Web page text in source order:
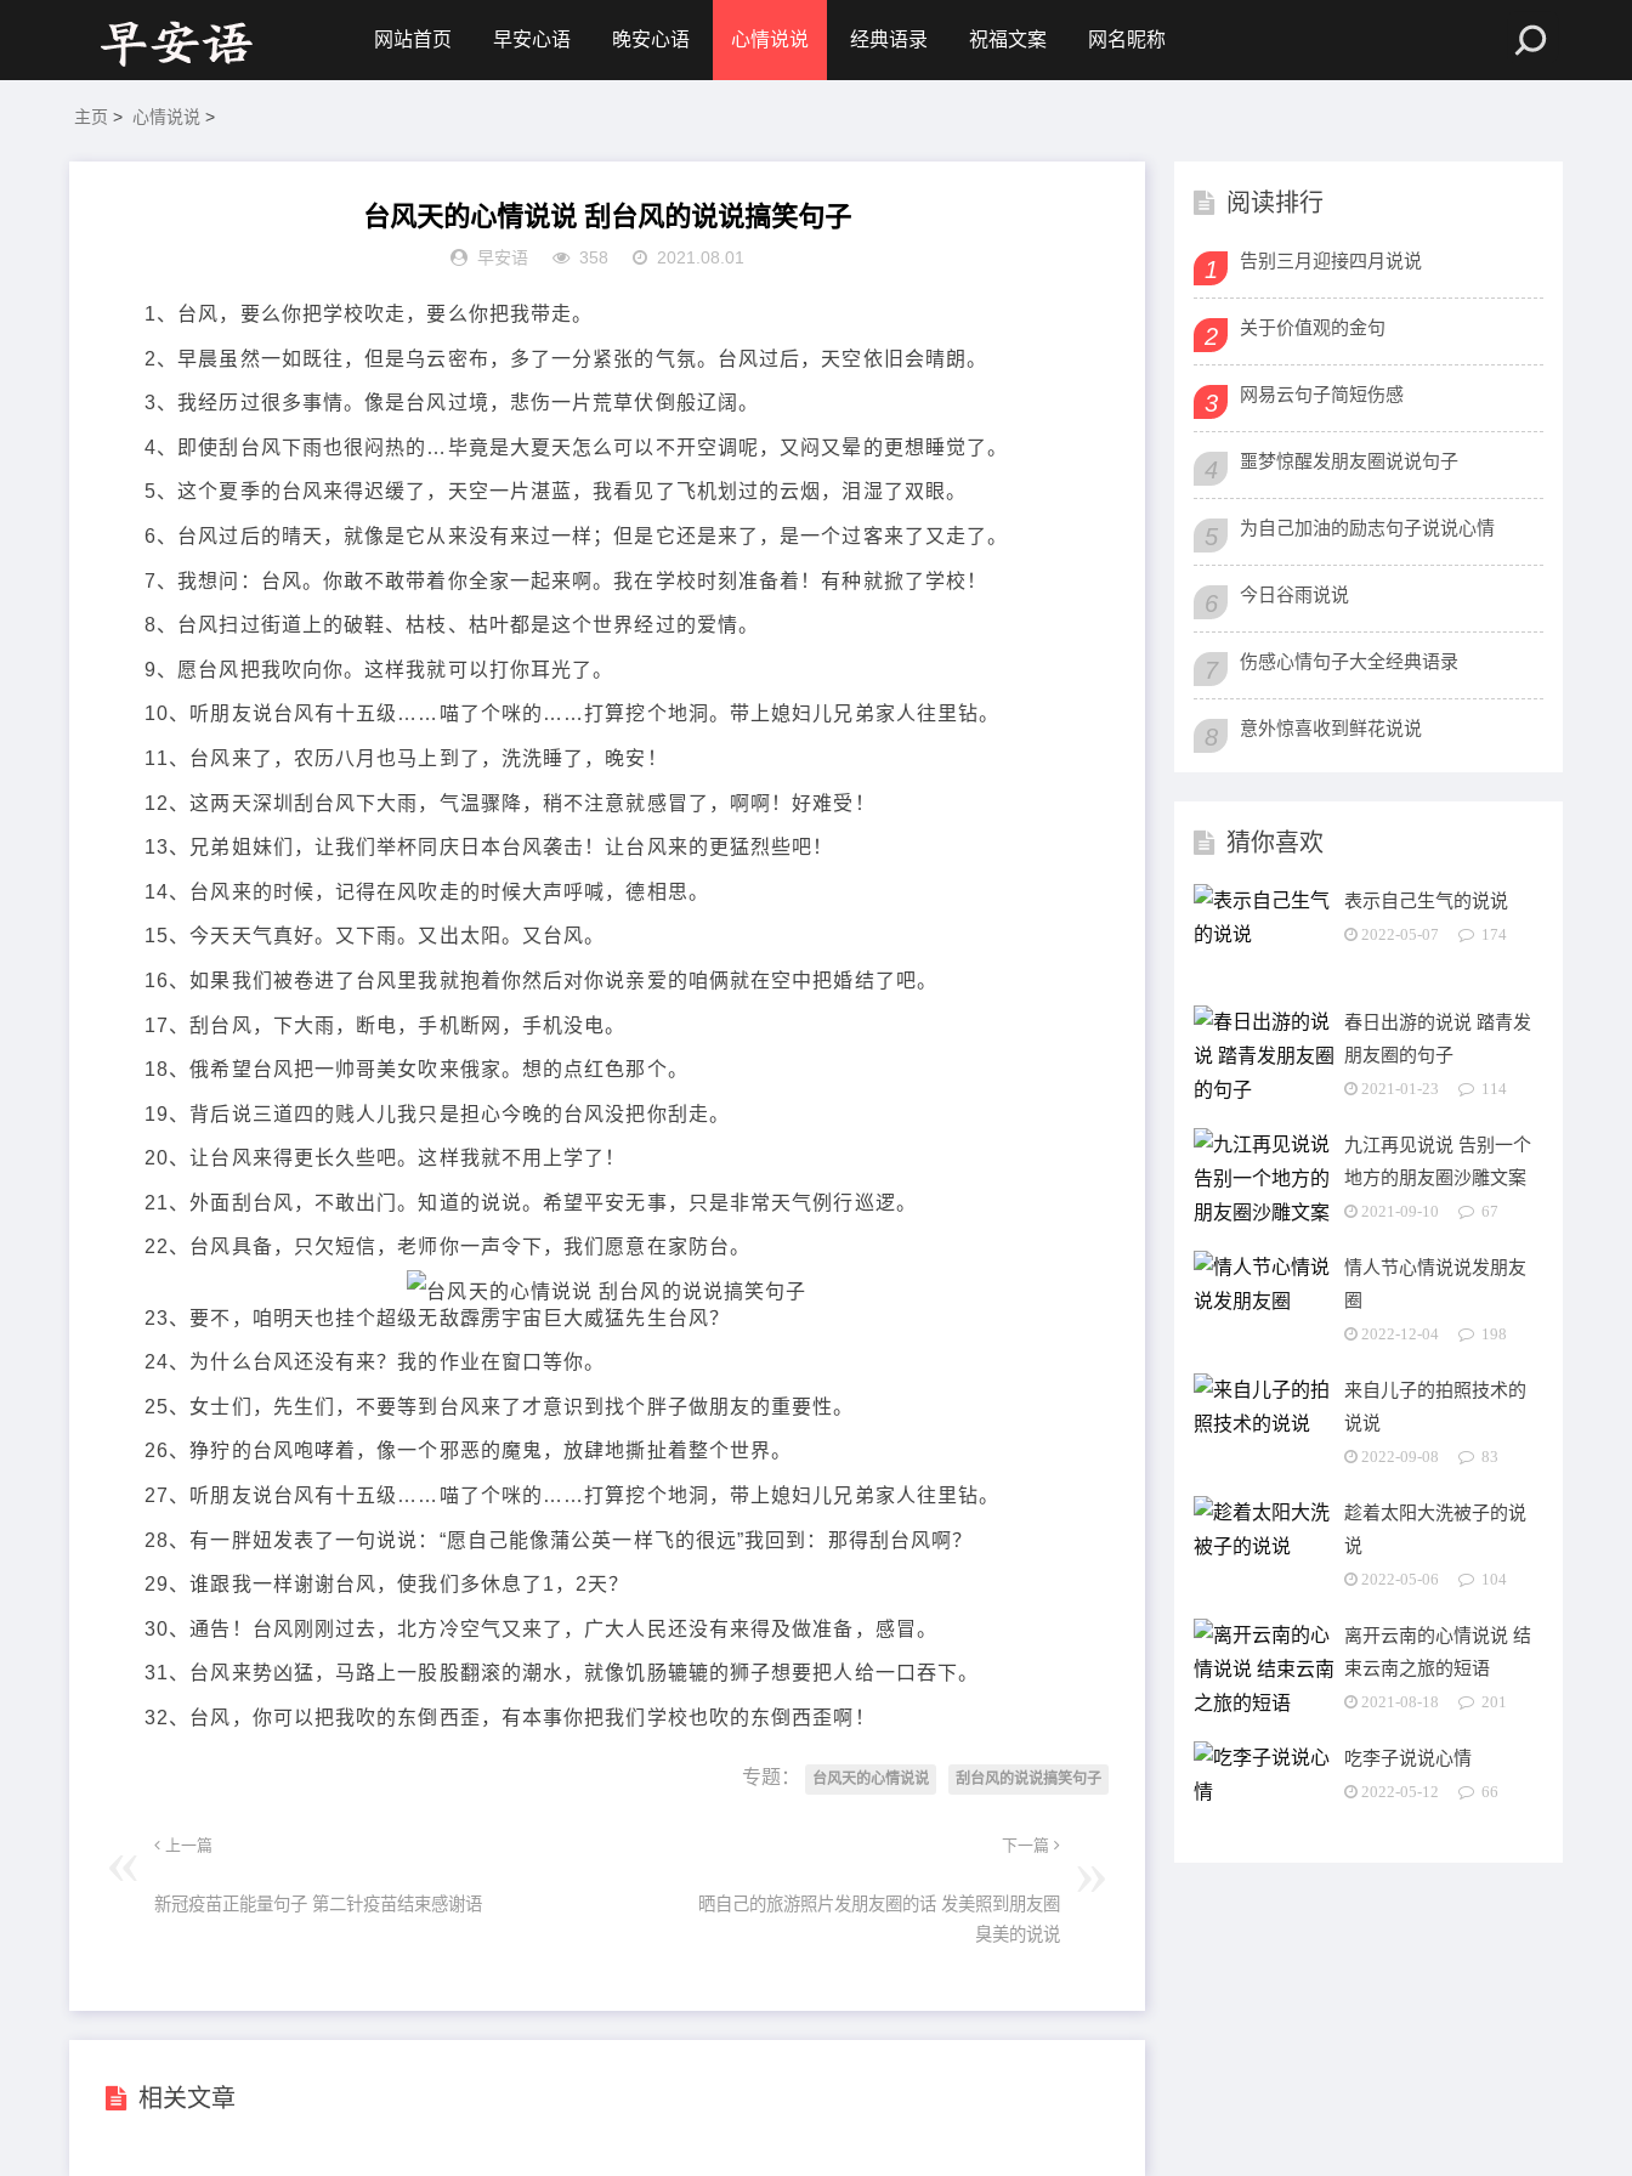
网站首页 早安心语 晚安心语 心情说说 经典语录 祝福文案 网名昵称
主页 > 心情说说 >
台风天的心情说说 刮台风的说说搞笑句子
早安语 358 2021.08.01
1、台风，要么你把学校吹走，要么你把我带走。
2、早晨虽然一如既往，但是乌云密布，多了一分紧张的气氛。台风过后，天空依旧会晴朗。
3、我经历过很多事情。像是台风过境，悲伤一片荒草伏倒般辽阔。
4、即使刮台风下雨也很闷热的…毕竟是大夏天怎么可以不开空调呢，又闷又晕的更想睡觉了。
5、这个夏季的台风来得迟缓了，天空一片湛蓝，我看见了飞机划过的云烟，泪湿了双眼。
6、台风过后的晴天，就像是它从来没有来过一样；但是它还是来了，是一个过客来了又走了。
7、我想问：台风。你敢不敢带着你全家一起来啊。我在学校时刻准备着！有种就掀了学校！
8、台风扫过街道上的破鞋、枯枝、枯叶都是这个世界经过的爱情。
9、愿台风把我吹向你。这样我就可以打你耳光了。
10、听朋友说台风有十五级……喵了个咪的……打算挖个地洞。带上媳妇儿兄弟家人往里钻。
11、台风来了，农历八月也马上到了，洗洗睡了，晚安！
12、这两天深圳刮台风下大雨，气温骤降，稍不注意就感冒了，啊啊！好难受！
13、兄弟姐妹们，让我们举杯同庆日本台风袭击！让台风来的更猛烈些吧！
14、台风来的时候，记得在风吹走的时候大声呼喊，德相思。
15、今天天气真好。又下雨。又出太阳。又台风。
16、如果我们被卷进了台风里我就抱着你然后对你说亲爱的咱俩就在空中把婚结了吧。
17、刮台风，下大雨，断电，手机断网，手机没电。
18、俄希望台风把一帅哥美女吹来俄家。想的点红色那个。
19、背后说三道四的贱人儿我只是担心今晚的台风没把你刮走。
20、让台风来得更长久些吧。这样我就不用上学了！
21、外面刮台风，不敢出门。知道的说说。希望平安无事，只是非常天气例行巡逻。
22、台风具备，只欠短信，老师你一声令下，我们愿意在家防台。
23、要不，咱明天也挂个超级无敌霹雳宇宙巨大威猛先生台风？
24、为什么台风还没有来？我的作业在窗口等你。
25、女士们，先生们，不要等到台风来了才意识到找个胖子做朋友的重要性。
26、狰狞的台风咆哮着，像一个邪恶的魔鬼，放肆地撕扯着整个世界。
27、听朋友说台风有十五级……喵了个咪的……打算挖个地洞，带上媳妇儿兄弟家人往里钻。
28、有一胖妞发表了一句说说：“愿自己能像蒲公英一样飞的很远”我回到：那得刮台风啊？
29、谁跟我一样谢谢台风，使我们多休息了1，2天？
30、通告！台风刚刚过去，北方冷空气又来了，广大人民还没有来得及做准备，感冒。
31、台风来势凶猛，马路上一股股翻滚的潮水，就像饥肠辘辘的狮子想要把人给一口吞下。
32、台风，你可以把我吹的东倒西歪，有本事你把我们学校也吹的东倒西歪啊！
专题： 台风天的心情说说 刮台风的说说搞笑句子
上一篇
新冠疫苗正能量句子 第二针疫苗结束感谢语
下一篇
晒自己的旅游照片发朋友圈的话 发美照到朋友圈
臭美的说说
相关文章
阅读排行
1 告别三月迎接四月说说
2 关于价值观的金句
3 网易云句子简短伤感
4 噩梦惊醒发朋友圈说说句子
5 为自己加油的励志句子说说心情
6 今日谷雨说说
7 伤感心情句子大全经典语录
8 意外惊喜收到鲜花说说
猜你喜欢
表示自己生气的说说
2022-05-07 174
春日出游的说说 踏青发
朋友圈的句子
2021-01-23 114
九江再见说说 告别一个
地方的朋友圈沙雕文案
2021-09-10 67
情人节心情说说发朋友
圈
2022-12-04 198
来自儿子的拍照技术的
说说
2022-09-08 83
趁着太阳大洗被子的说
说
2022-05-06 104
离开云南的心情说说 结
束云南之旅的短语
2021-08-18 201
吃李子说说心情
2022-05-12 66